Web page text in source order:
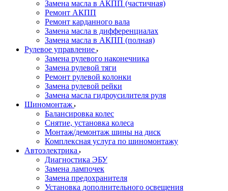
Замена масла в АКПП (частичная)
Ремонт АКПП
Ремонт карданного вала
Замена масла в дифференциалах
Замена масла в АКПП (полная)
Рулевое управление
Замена рулевого наконечника
Замена рулевой тяги
Ремонт рулевой колонки
Замена рулевой рейки
Замена масла гидроусилителя руля
Шиномонтаж
Балансировка колес
Снятие, установка колеса
Монтаж/демонтаж шины на диск
Комплексная услуга по шиномонтажу
Автоэлектрика
Диагностика ЭБУ
Замена лампочек
Замена предохранителя
Установка дополнительного освещения